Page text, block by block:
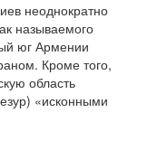
неоднократно
называемого
юг Армении
Кроме того,
область
«исконными